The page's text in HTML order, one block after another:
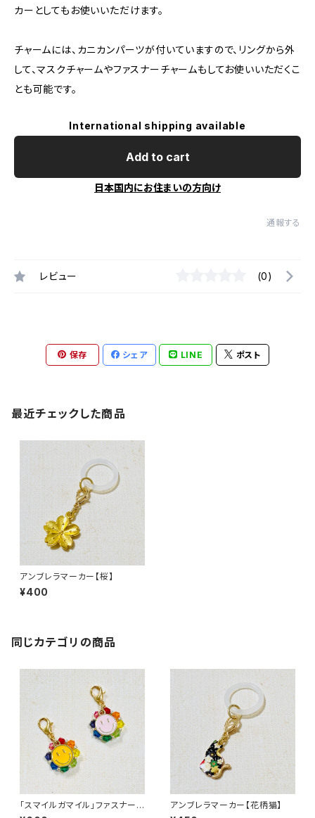
カーとしてもお使いいただけます。
チャームには、カニカンパーツが付いていますので、リングから外
して、マスクチャームやファスナーチャームもしてお使いいただくこ
とも可能です。
International shipping available
Add to cart
日本国内にお住まいの方向け
通報する
レビュー (0)
保存 シェア LINE ポスト
最近チェックした商品
アンブレラマーカー【桜】
¥400
同じカテゴリの商品
「スマイルガマイル」ファスナーチ
ャーム
アンブレラマーカー【花柄猫】